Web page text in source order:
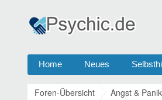
Home Neues
Foren-Übersicht Angst &